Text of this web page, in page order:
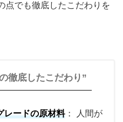
点でも徹底したこだわりを
徹底したこだわり”
レードの原材料： 人間が